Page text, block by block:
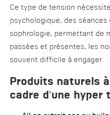
Ce type de tension
psychologique, des séances
sophrologie, permettant de
passées et présentes, les
souvent difficile à engager.
Produits naturels
cadre d’une hyper